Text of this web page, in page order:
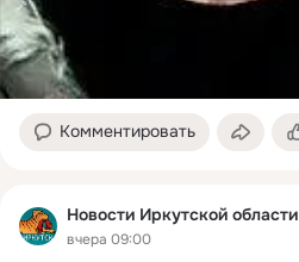
Комментировать
Новости Иркутской области
вчера 09:00